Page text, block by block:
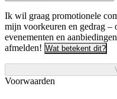
Ik wil graag promotionele
mijn voorkeuren en gedrag –
evenementen en
afmelden! Wat betekent dit?
Voorwaarden